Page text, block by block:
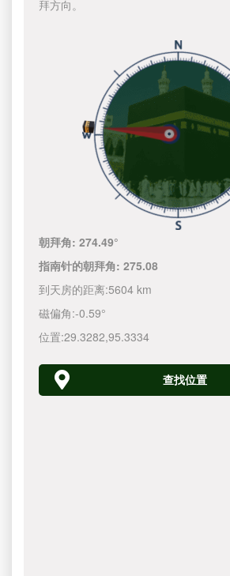
拜方向。
朝拜角:274.49°
指南针的朝拜角:275.08
到天房的距离:5604 km
磁偏角:-0.59°
位置:29.3282,95.3334
查找位置